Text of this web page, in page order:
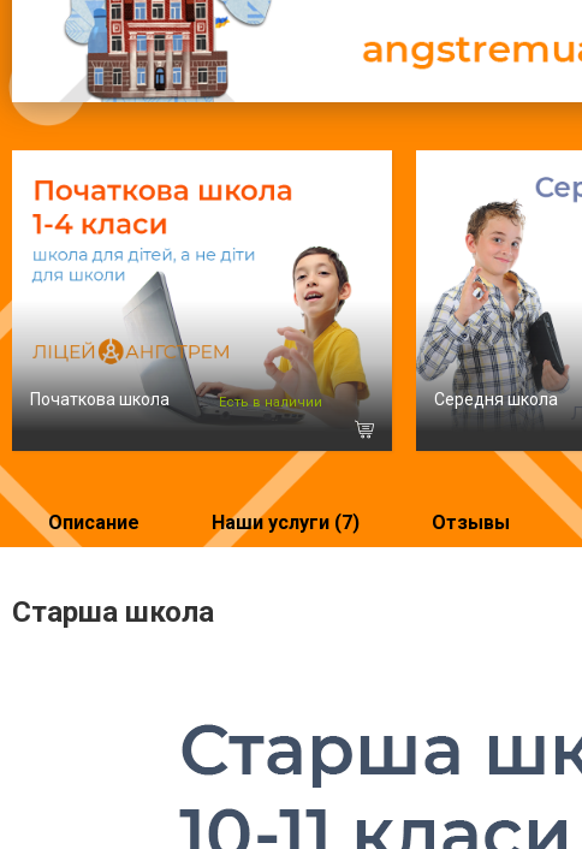
Початкова школа Есть в наличии Середня школа
Описание Наши услуги (7) Отзывы
Старша школа